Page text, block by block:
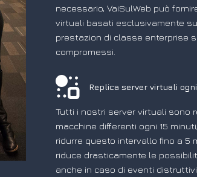
necessario, VaiSulWeb può
virtuali basati esclusivamente su
prestazion di classe enterprise
compromessi.
Replica server virtuali
Tutti i nostri server virtuali sono
macchine differenti ogni 15
ridurre questo intervallo fino a 5
riduce drasticamente le
anche in caso di eventi